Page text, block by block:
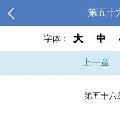
第五十
字体： 大 中
上一章
第五十六